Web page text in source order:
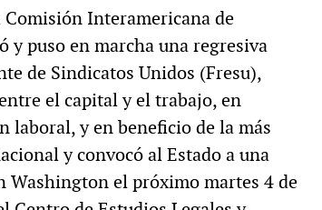
Interamericana de
y puso en marcha una regresiva
de Sindicatos Unidos (Fresu),
el capital y el trabajo, en
laboral, y en beneficio de la más
y convocó al Estado a una
Washington el próximo martes 4 de